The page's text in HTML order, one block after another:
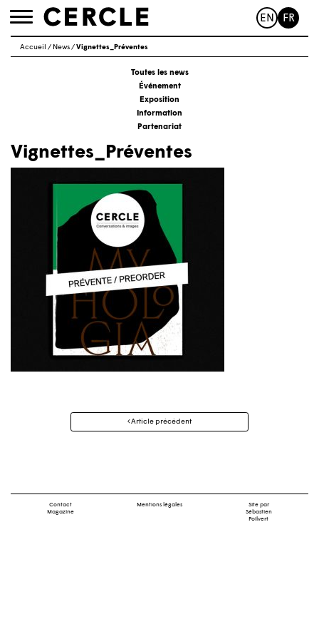
Toggle
EN FR
Accueil / News/Vignettes_Préventes
Toutes les news
Événement
Exposition
Information
Partenariat
Vignettes_Préventes
Navigation
Article précédent
Contact
Magazine
Mentions légales
Site par
Sébastien
Poilvert